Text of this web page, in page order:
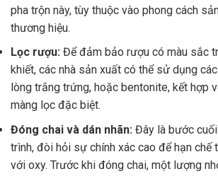
pha trộn này, tùy thuộc vào phong cách
thương hiệu.
Lọc rượu: Để đảm bảo rượu có màu sắc
khiết, các nhà sản xuất có thể sử dụng
lòng trắng trứng, hoặc bentonite, kết hợp
màng lọc đặc biệt.
Đóng chai và dán nhãn: Đây là bước
trình, đòi hỏi sự chính xác cao để hạn
với oxy. Trước khi đóng chai, một lượng